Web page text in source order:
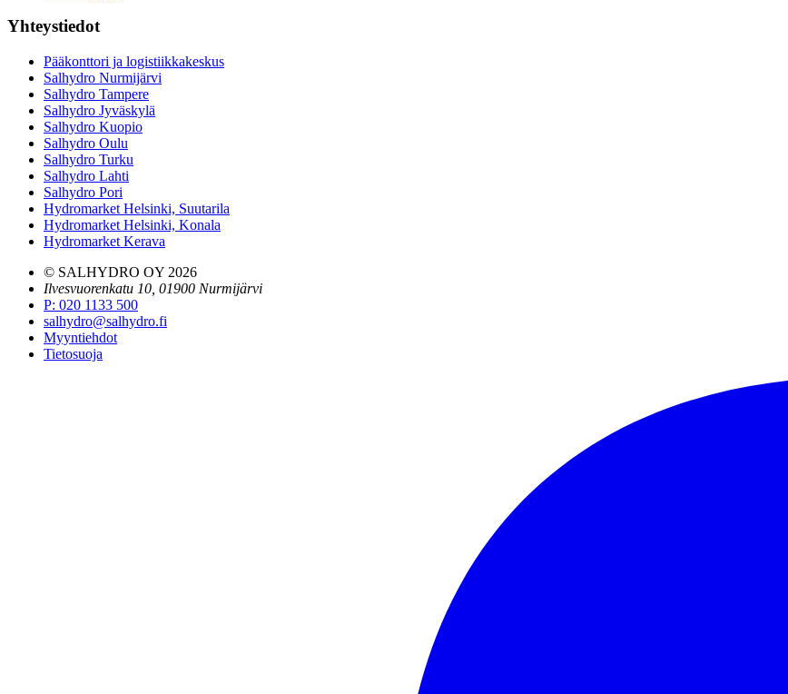
Yhteystiedot
Pääkonttori ja logistiikkakeskus
Salhydro Nurmijärvi
Salhydro Tampere
Salhydro Jyväskylä
Salhydro Kuopio
Salhydro Oulu
Salhydro Turku
Salhydro Lahti
Salhydro Pori
Hydromarket Helsinki, Suutarila
Hydromarket Helsinki, Konala
Hydromarket Kerava
© SALHYDRO OY 2026
Ilvesvuorenkatu 10, 01900 Nurmijärvi
P: 020 1133 500
salhydro@salhydro.fi
Myyntiehdot
Tietosuoja